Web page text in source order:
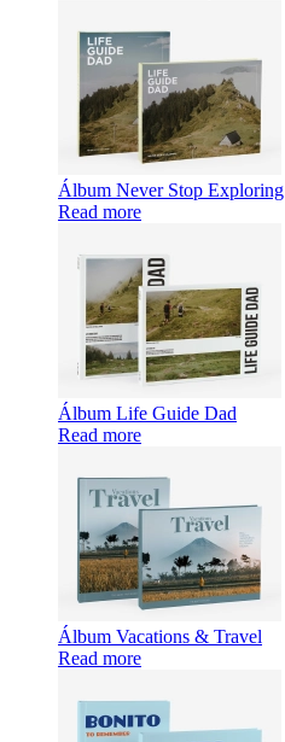
Álbum Never Stop Exploring
Read more
Álbum Life Guide Dad
Read more
Álbum Vacations & Travel
Read more